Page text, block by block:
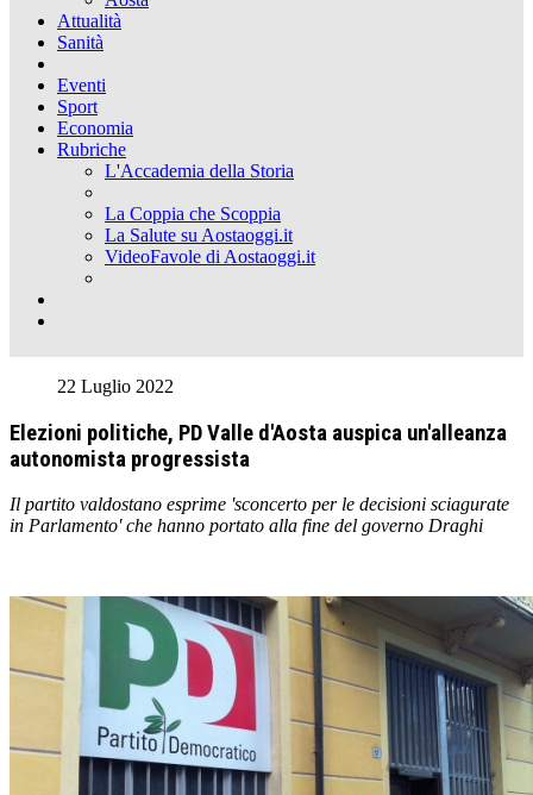
Attualità
Sanità
Eventi
Sport
Economia
Rubriche
L'Accademia della Storia
La Coppia che Scoppia
La Salute su Aostaoggi.it
VideoFavole di Aostaoggi.it
22 Luglio 2022
Elezioni politiche, PD Valle d'Aosta auspica un'alleanza
autonomista progressista
Il partito valdostano esprime 'sconcerto per le decisioni sciagurate
in Parlamento' che hanno portato alla fine del governo Draghi